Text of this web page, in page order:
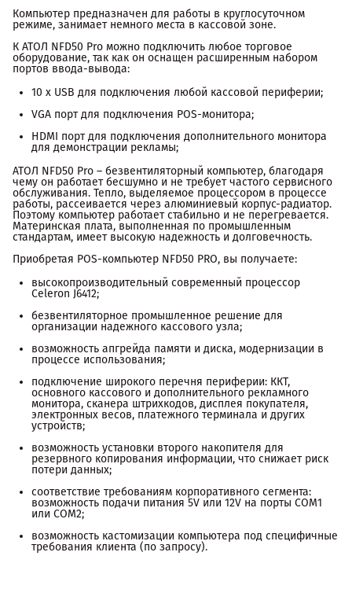
Компьютер предназначен для работы в круглосуточном
режиме, занимает немного места в кассовой зоне.
К АТОЛ NFD50 Pro можно подключить любое торговое
оборудование, так как он оснащен расширенным набором
портов ввода-вывода:
10 х USB для подключения любой кассовой периферии;
VGA порт для подключения POS-монитора;
HDMI порт для подключения дополнительного монитора
для демонстрации рекламы;
АТОЛ NFD50 Pro – безвентиляторный компьютер, благодаря
чему он работает бесшумно и не требует частого сервисного
обслуживания. Тепло, выделяемое процессором в процессе
работы, рассеивается через алюминиевый корпус-радиатор.
Поэтому компьютер работает стабильно и не перегревается.
Материнская плата, выполненная по промышленным
стандартам, имеет высокую надежность и долговечность.
Приобретая POS-компьютер NFD50 PRO, вы получаете:
высокопроизводительный современный процессор
Celeron J6412;
безвентиляторное промышленное решение для
организации надежного кассового узла;
возможность апгрейда памяти и диска, модернизации в
процессе использования;
подключение широкого перечня периферии: ККТ,
основного кассового и дополнительного рекламного
монитора, сканера штрихкодов, дисплея покупателя,
электронных весов, платежного терминала и других
устройств;
возможность установки второго накопителя для
резервного копирования информации, что снижает риск
потери данных;
соответствие требованиям корпоративного сегмента:
возможность подачи питания 5V или 12V на порты COM1
или COM2;
возможность кастомизации компьютера под специфичные
требования клиента (по запросу).